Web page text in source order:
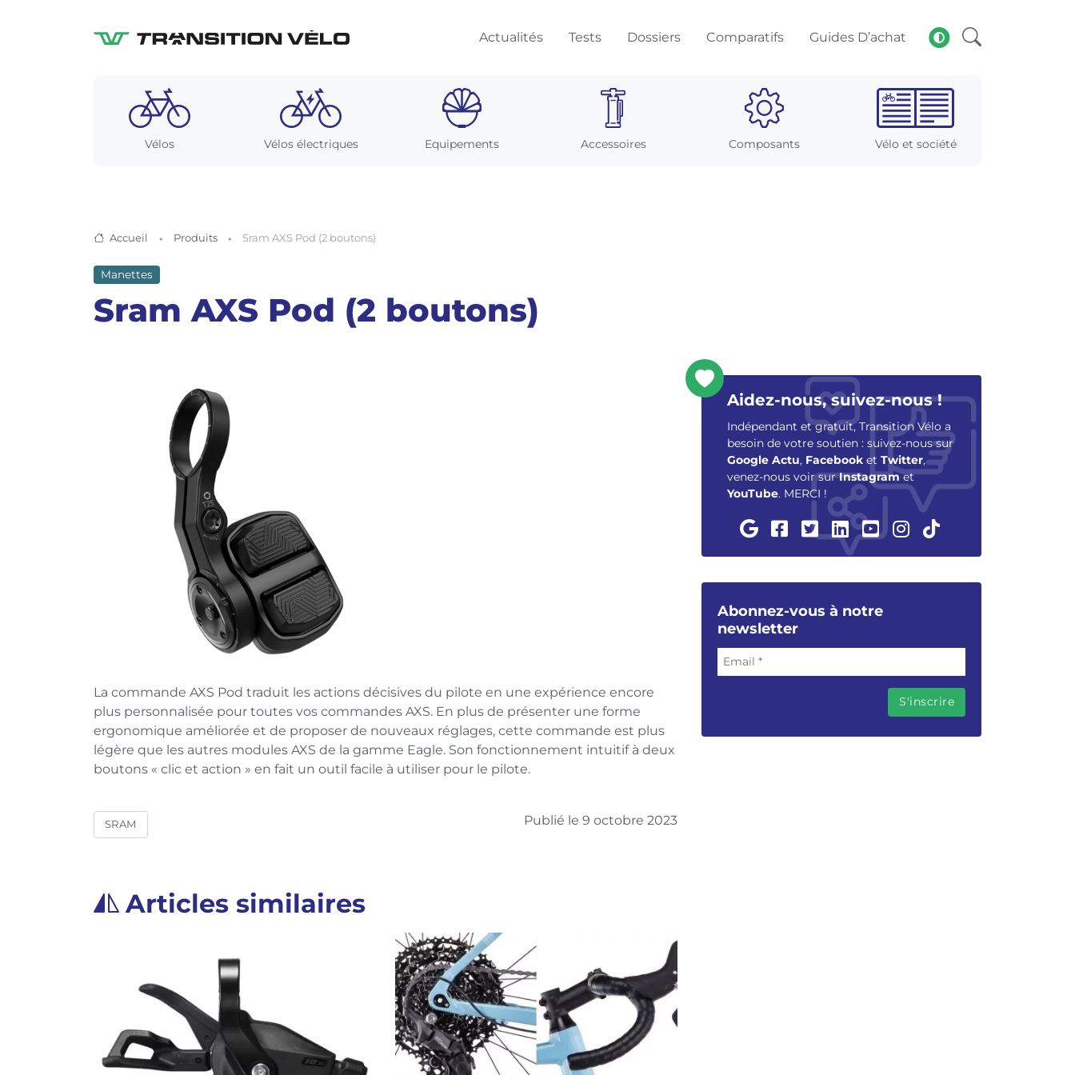
Actualités Tests Dossiers Comparatifs Guides D’achat
Vélos Vélos électriques Equipements Accessoires Composants Vélo et société
Accueil Produits Sram AXS Pod (2 boutons)
Manettes
Sram AXS Pod (2 boutons)
La commande AXS Pod traduit les actions décisives du pilote en une expérience encore
plus personnalisée pour toutes vos commandes AXS. En plus de présenter une forme
ergonomique améliorée et de proposer de nouveaux réglages, cette commande est plus
légère que les autres modules AXS de la gamme Eagle. Son fonctionnement intuitif à deux
boutons « clic et action » en fait un outil facile à utiliser pour le pilote.
SRAM Publié le 9 octobre 2023
Articles similaires
Aidez-nous, suivez-nous !
Indépendant et gratuit, Transition Vélo a
besoin de votre soutien : suivez-nous sur
Google Actu, Facebook et Twitter,
venez-nous voir surInstagramet
YouTube. MERCI !
Abonnez-vous à notre
newsletter